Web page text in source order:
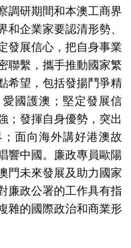
調研期間和本澳工商界
和企業家要認清形勢、
發展信心，把自身事業
聯繫，攜手推動國家繁
希望，包括發揚鬥爭精
國護澳；堅定發展信
；發揮自身優勢，突出
面向海外講好港澳故
響中國。廉政專員歐陽
門未來發展及助力國家
廉政公署的工作具有指
雜的國際政治和商業形